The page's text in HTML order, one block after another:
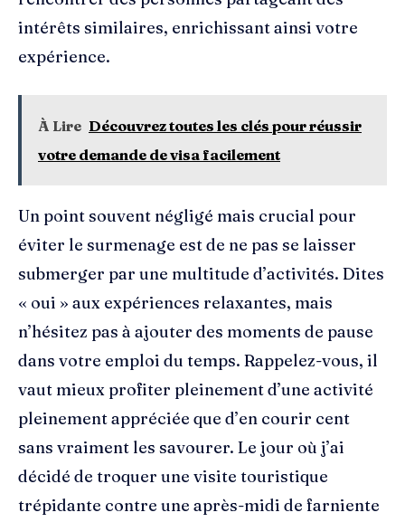
intérêts similaires, enrichissant ainsi votre
expérience.
À Lire Découvrez toutes les clés pour réussir
votre demande de visa facilement
Un point souvent négligé mais crucial pour
éviter le surmenage est de ne pas se laisser
submerger par une multitude d’activités. Dites
« oui » aux expériences relaxantes, mais
n’hésitez pas à ajouter des moments de pause
dans votre emploi du temps. Rappelez-vous, il
vaut mieux profiter pleinement d’une activité
pleinement appréciée que d’en courir cent
sans vraiment les savourer. Le jour où j’ai
décidé de troquer une visite touristique
trépidante contre une après-midi de farniente